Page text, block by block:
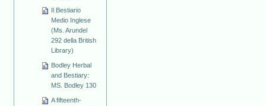
Il Bestiario
Medio Inglese
(Ms. Arundel
292 della British
Library)
Bodley Herbal
and Bestiary:
MS. Bodley 130
A fifteenth-